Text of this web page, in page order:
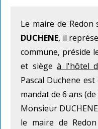
Le maire de Redon
DUCHENE, il
commune, préside
et siège à l'hôtel
Pascal Duchene
mandat de 6 ans (de
Monsieur
le maire de